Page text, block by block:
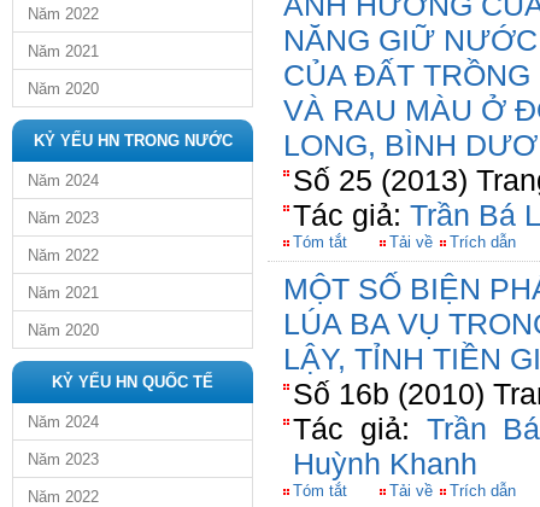
Năm 2022
Năm 2021
Năm 2020
KỶ YẾU HN TRONG NƯỚC
Năm 2024
Năm 2023
Năm 2022
Năm 2021
Năm 2020
KỶ YẾU HN QUỐC TẾ
Năm 2024
Năm 2023
Năm 2022
NĂNG GIỮ
CỦA ĐẤT
VÀ RAU MÀU Ở
LONG, BÌNH
Số 25 (2013)
Tác giả: Trần Bá
Tóm tắt Tải về Trích dẫn
MỘT SỐ BIỆN
LÚA BA VỤ
LẬY, TỈNH TIỀN
Số 16b (2010)
Tác giả: Trần
Huỳnh Khanh
Tóm tắt Tải về Trích dẫn